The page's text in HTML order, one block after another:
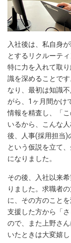
入社後は、私自身
とするリクルーテ
特に力を入れて取
識を深めることで
なり、最初は知識
がら、1ヶ月間かけ
情報を精査し、「
いるから、こんな
後、人事(採用担当)
という仮説を立て
になりました。
その後、入社以来
りました。求職者
に、その方のこと
支援した方から「
ので、また上野さ
いたときは大変嬉